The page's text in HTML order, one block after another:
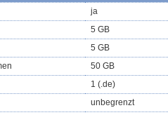
ja
5 GB
5 GB
50 GB
1 (.de)
unbegrenzt